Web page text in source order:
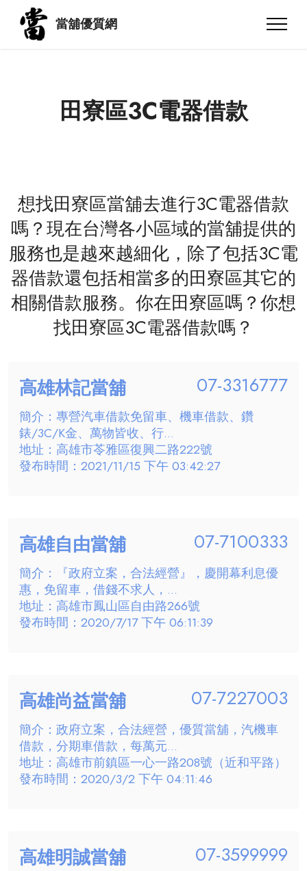
當舖優質網
田寮區3C電器借款
想找田寮區當舖去進行3C電器借款
嗎？現在台灣各小區域的當舖提供的
服務也是越來越細化，除了包括3C電
器借款還包括相當多的田寮區其它的
相關借款服務。你在田寮區嗎？你想
找田寮區3C電器借款嗎？
高雄林記當舖 07-3316777
簡介：專營汽車借款免留車、機車借款、鑽
錶/3C/K金、萬物皆收、行...
地址：高雄市苓雅區復興二路222號
發布時間：2021/11/15 下午 03:42:27
高雄自由當舖 07-7100333
簡介：『政府立案，合法經營』，慶開幕利息優
惠，免留車，借錢不求人，...
地址：高雄市鳳山區自由路266號
發布時間：2020/7/17 下午 06:11:39
高雄尚益當舖 07-7227003
簡介：政府立案，合法經營，優質當舖，汽機車
借款，分期車借款，每萬元...
地址：高雄市前鎮區一心一路208號（近和平路）
發布時間：2020/3/2 下午 04:11:46
高雄明誠當舖 07-3599999